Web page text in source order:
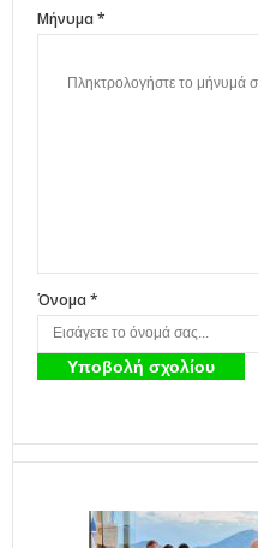
Μήνυμα *
Όνομα *